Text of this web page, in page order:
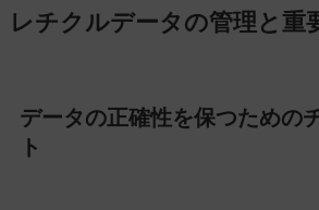
レチクルデータの管理と重
データの正確性を保つための
ト